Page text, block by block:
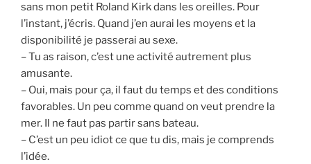
sans mon petit Roland Kirk dans les oreilles. Pour
l’instant, j’écris. Quand j’en aurai les moyens et la
disponibilité je passerai au sexe.
– Tu as raison, c’est une activité autrement plus
amusante.
– Oui, mais pour ça, il faut du temps et des conditions
favorables. Un peu comme quand on veut prendre la
mer. Il ne faut pas partir sans bateau.
– C’est un peu idiot ce que tu dis, mais je comprends
l’idée.